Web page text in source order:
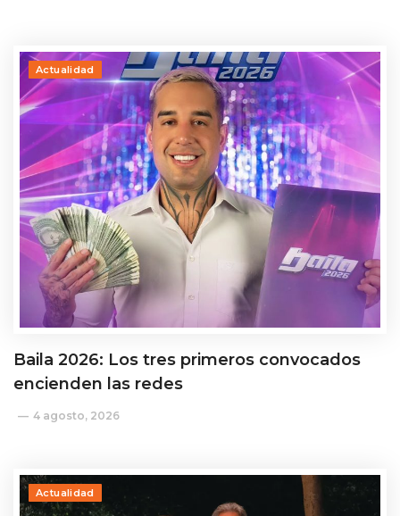
Actualidad
Baila 2026: Los tres primeros convocados
encienden las redes
4 agosto, 2026
Actualidad